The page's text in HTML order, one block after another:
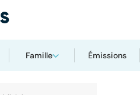
Famille Émissions